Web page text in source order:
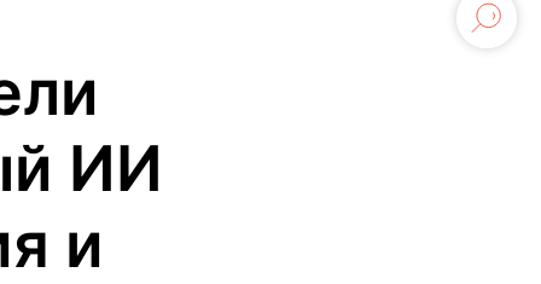
ИИ
и